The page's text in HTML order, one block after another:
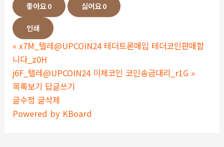
좋아요0 싫어요0
인쇄
« x7M_텔레@UPCOIN24 테더트론매입 테더코인판매합
니다_z0H
j6F_텔레@UPCOIN24 이체코인 코인송금대리_r1G »
목록보기 답글쓰기
글수정 글삭제
Powered by KBoard